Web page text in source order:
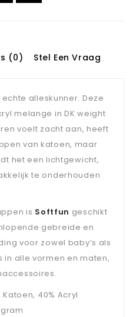
(0) Stel Een Vraag
echte alleskunner. Deze
melange in DK weight
voelt zacht aan, heeft
van katoen, maar
het een lichtgewicht,
te onderhouden
is Softfun geschikt
gebreide en
voor zowel baby’s als
alle vormen en maten,
Katoen, 40% Acryl